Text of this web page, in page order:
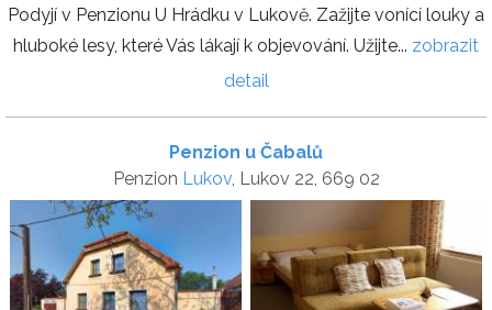
Podyjí v Penzionu U Hrádku v Lukově. Zažijte vonící louky a
hluboké lesy, které Vás lákají k objevování. Užijte... zobrazit
detail
Penzion u Čabalů
Penzion Lukov, Lukov 22, 669 02